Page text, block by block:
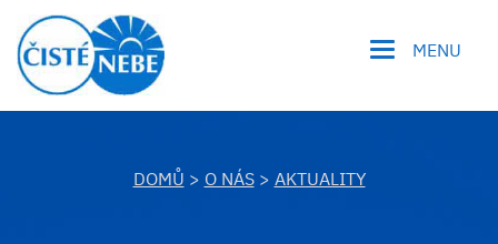
MENU
DOMŮ > O NÁS> AKTUALITY